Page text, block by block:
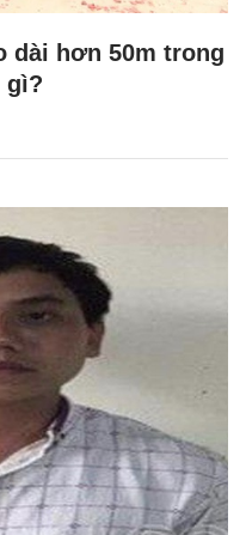
dài hơn 50m trong
gì?